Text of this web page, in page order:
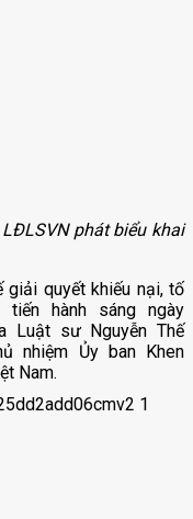
phát biểu khai
giải quyết khiếu nại, tố
hành sáng ngày
Luật sư Nguyễn Thế
nhiệm Ủy ban Khen
Nam.